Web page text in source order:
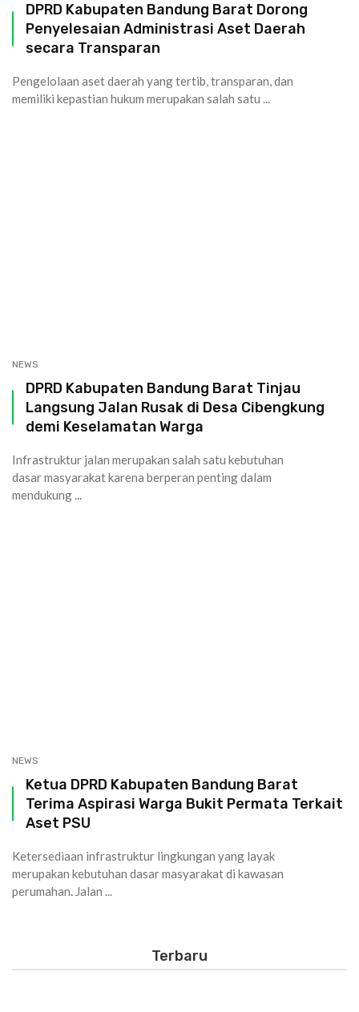
DPRD Kabupaten Bandung Barat Dorong
Penyelesaian Administrasi Aset Daerah
secara Transparan
Pengelolaan aset daerah yang tertib, transparan, dan
memiliki kepastian hukum merupakan salah satu ...
NEWS
DPRD Kabupaten Bandung Barat Tinjau
Langsung Jalan Rusak di Desa Cibengkung
demi Keselamatan Warga
Infrastruktur jalan merupakan salah satu kebutuhan
dasar masyarakat karena berperan penting dalam
mendukung ...
NEWS
Ketua DPRD Kabupaten Bandung Barat
Terima Aspirasi Warga Bukit Permata Terkait
Aset PSU
Ketersediaan infrastruktur lingkungan yang layak
merupakan kebutuhan dasar masyarakat di kawasan
perumahan. Jalan ...
Terbaru